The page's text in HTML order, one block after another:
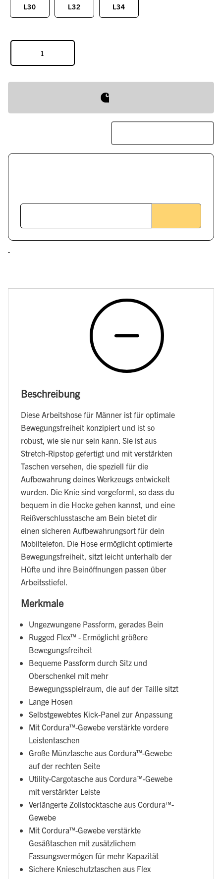
L30 L32 L34
Beschreibung
Diese Arbeitshose für Männer ist für optimale
Bewegungsfreiheit konzipiert und ist so
robust, wie sie nur sein kann. Sie ist aus
Stretch-Ripstop gefertigt und mit verstärkten
Taschen versehen, die speziell für die
Aufbewahrung deines Werkzeugs entwickelt
wurden. Die Knie sind vorgeformt, so dass du
bequem in die Hocke gehen kannst, und eine
Reißverschlusstasche am Bein bietet dir
einen sicheren Aufbewahrungsort für dein
Mobiltelefon. Die Hose ermöglicht optimierte
Bewegungsfreiheit, sitzt leicht unterhalb der
Hüfte und ihre Beinöffnungen passen über
Arbeitsstiefel.
Merkmale
Ungezwungene Passform, gerades Bein
Rugged Flex™ - Ermöglicht größere
Bewegungsfreiheit
Bequeme Passform durch Sitz und
Oberschenkel mit mehr
Bewegungsspielraum, die auf der Taille sitzt
Lange Hosen
Selbstgewebtes Kick-Panel zur Anpassung
Mit Cordura™-Gewebe verstärkte vordere
Leistentaschen
Große Münztasche aus Cordura™-Gewebe
auf der rechten Seite
Utility-Cargotasche aus Cordura™-Gewebe
mit verstärkter Leiste
Verlängerte Zollstocktasche aus Cordura™-
Gewebe
Mit Cordura™-Gewebe verstärkte
Gesäßtaschen mit zusätzlichem
Fassungsvermögen für mehr Kapazität
Sichere Knieschutztaschen aus Flex